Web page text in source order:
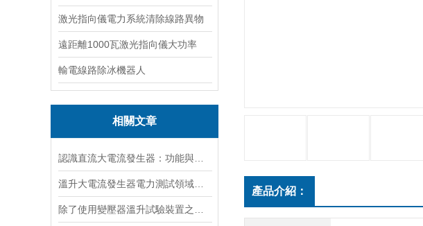
激光指向儀電力系統清除線路異物
遠距離1000瓦激光指向儀大功率
輸電線路除冰機器人
相關文章
產品介紹：